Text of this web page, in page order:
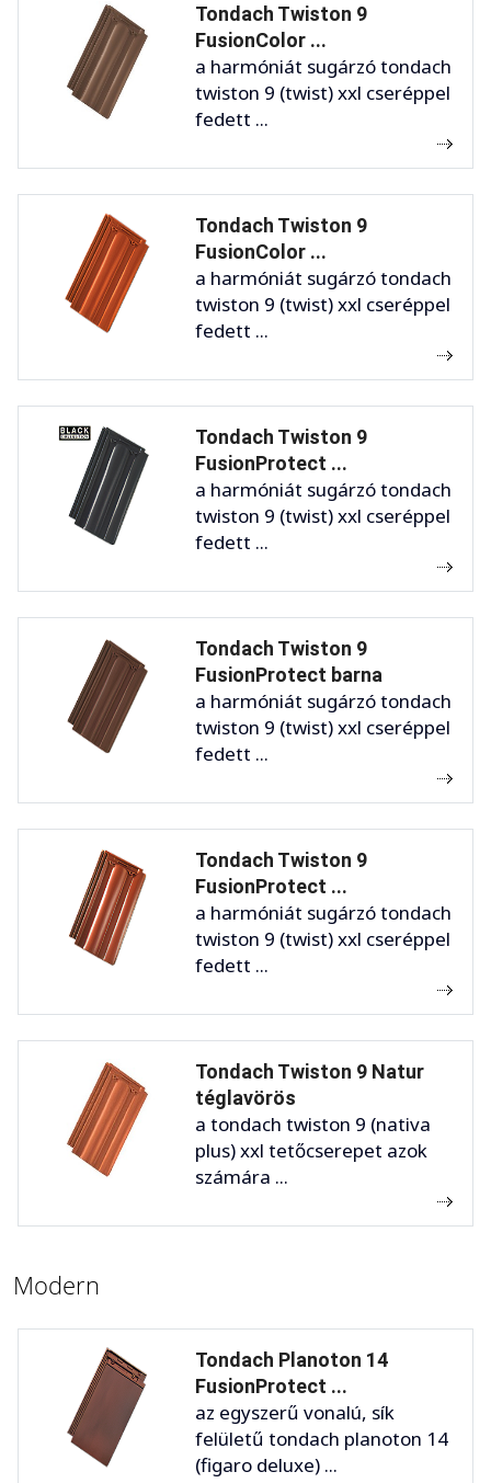
Tondach Twiston 9
FusionColor ...
a harmóniát sugárzó tondach
twiston 9 (twist) xxl cseréppel
fedett ...
Tondach Twiston 9
FusionColor ...
a harmóniát sugárzó tondach
twiston 9 (twist) xxl cseréppel
fedett ...
Tondach Twiston 9
FusionProtect ...
a harmóniát sugárzó tondach
twiston 9 (twist) xxl cseréppel
fedett ...
Tondach Twiston 9
FusionProtect barna
a harmóniát sugárzó tondach
twiston 9 (twist) xxl cseréppel
fedett ...
Tondach Twiston 9
FusionProtect ...
a harmóniát sugárzó tondach
twiston 9 (twist) xxl cseréppel
fedett ...
Tondach Twiston 9 Natur
téglavörös
a tondach twiston 9 (nativa
plus) xxl tetőcserepet azok
számára ...
Modern
Tondach Planoton 14
FusionProtect ...
az egyszerű vonalú, sík
felületű tondach planoton 14
(figaro deluxe) ...